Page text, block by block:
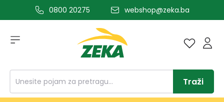
glavni sadržaj0800 20275 webshop@zeka.ba
Traži